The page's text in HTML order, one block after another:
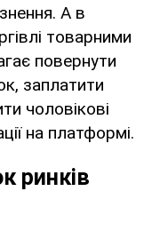
А в
товарними
повернути
заплатити
чоловікові
на платформі.
ринків